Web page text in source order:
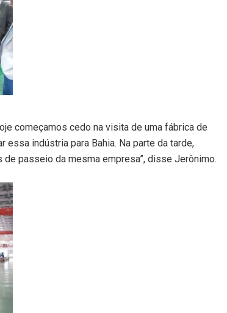
começamos cedo na visita de uma fábrica de
essa indústria para Bahia. Na parte da tarde,
passeio da mesma empresa”, disse Jerônimo.